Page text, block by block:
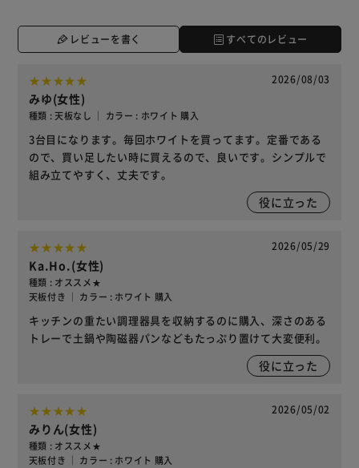
レビューを書く すべてのレビュー
2026/08/03
みゆ(女性)
種類 : 天板なし ｜ カラー : ホワイト 購入
3台目になります。毎回ホワイトを買ってます。定番である
ので、買い足したい時に買えるので、良いです。シンプルで
組み立てやすく、丈夫です。
役に立った
2026/05/29
Ka.Ho.(女性)
種類 : オススメ★
天板付き ｜ カラー : ホワイト 購入
キッチンの重たい調理器具を収納するのに購入、深さのある
トレーで土鍋や陶磁器パンなどもたっぷり置けて大変便利。
役に立った
2026/05/02
みりん(女性)
種類 : オススメ★
天板付き ｜ カラー : ホワイト 購入